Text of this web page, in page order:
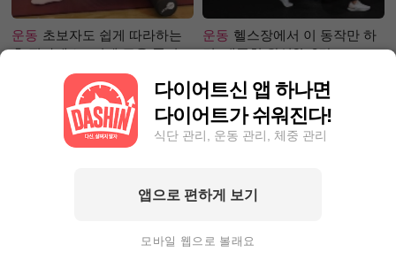
운동 초보자도 쉽게 따라하는
홈 필라테스 –어깨 근육 풀어주
운동 헬스장에서 이 동작만 하
면, 애플힙 완성?! -2탄-
안 난다면? 9Kg 감량한 그녀처
달에 7kg이상 감량하고 싶다
다이어트신 앱 하나면
다이어트가 쉬워진다!
식단 관리, 운동 관리, 체중 관리
앱으로 편하게 보기
모바일 웹으로 볼래요